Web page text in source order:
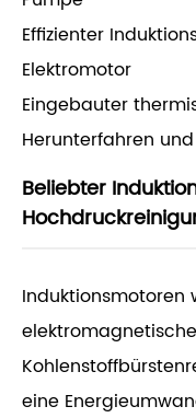
Effizienter
Elektromotor
Eingebauter
Herunterfahren
Beliebter
Induktionsmotoren
eine